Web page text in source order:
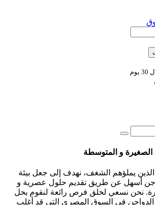
و المتوسطة
يملؤهم الشغف، نهدف إلى جعل بيئة
أسهل عن طريق تقديم حلول عصرية و
نحن نسعي لخلق فرص رائعة لنقوم بحل
في السوق المصري التي قد أغلب